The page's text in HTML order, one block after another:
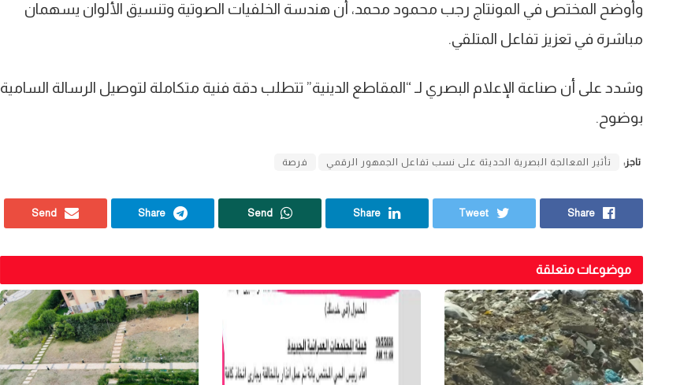
وأوضح المختص في المونتاج رجب محمود محمد، أن هندسة الخلفيات الصوتية وتنسيق الألوان يسهمان
مباشرة في تعزيز تفاعل المتلقي.
وشدد على أن صناعة الإعلام البصري لـ “المقاطع الدينية” تتطلب دقة فنية متكاملة لتوصيل الرسالة السامية
بوضوح.
تاجز: تأثير المعالجة البصرية الحديثة على نسب تفاعل الجمهور الرقمي فرصة
Share
Tweet
Share
Send
Share
Send
موضوعات متعلقة